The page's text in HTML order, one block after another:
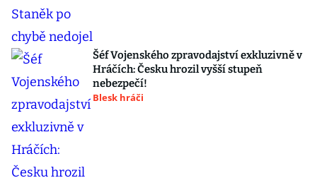
Šéf Vojenského zpravodajství exkluzivně v
Hráčích: Česku hrozil vyšší stupeň
nebezpečí!
Blesk hráči